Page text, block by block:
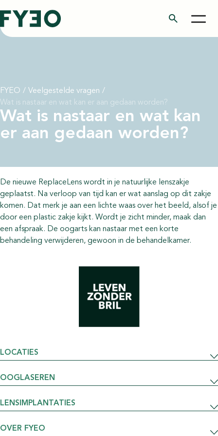
search
FYEO / Veelgestelde vragen /
Wat is nastaar en wat kan er aan gedaan worden?
Wat is nastaar en wat kan
er aan gedaan worden?
De nieuwe ReplaceLens wordt in je natuurlijke lenszakje
geplaatst. Na verloop van tijd kan er wat aanslag op dit zakje
komen. Dat merk je aan een lichte waas over het beeld, alsof je
door een plastic zakje kijkt. Wordt je zicht minder, maak dan
een afspraak. De oogarts kan nastaar met een korte
behandeling verwijderen, gewoon in de behandelkamer.
LOCATIES
OOGLASEREN
LENSIMPLANTATIES
OVER FYEO